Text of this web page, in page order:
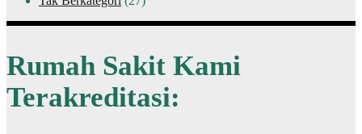
Rumah Sakit Kami
Terakreditasi: